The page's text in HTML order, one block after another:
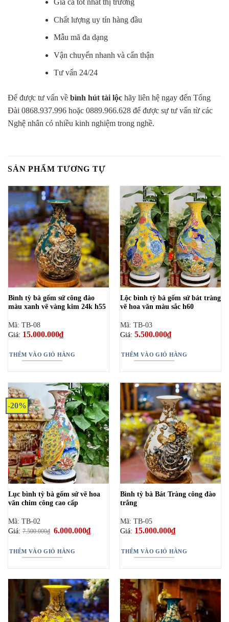
Giá cả tốt nhất thị trường
Chất lượng uy tín hàng đầu
Mẫu mã đa dạng
Vận chuyển nhanh và cẩn thận
Tư vấn 24/24
Để được tư vấn về bình hút tài lộc hãy liên hệ ngay đến Tổng
Đài 0868.937.996 hoặc 0889.966.628 để được sự tư vấn từ các
Nghệ nhân có nhiều kinh nghiệm trong nghề.
SẢN PHẨM TƯƠNG TỰ
Bình tỳ bà gốm sứ công đào
màu xanh vẽ vàng kim 24k h55
Mã: TB-08
Giá: 15.000.000₫
THÊM VÀO GIỎ HÀNG
Lộc bình tỳ bà gốm sứ bát tràng
vẽ hoa văn màu sắc h60
Mã: TB-03
Giá: 5.500.000₫
THÊM VÀO GIỎ HÀNG
-20%
Lục bình tỳ bà gốm sứ vẽ hoa
văn chim công cao cấp
Mã: TB-02
Giá:7.500.000₫ Giá
7.500.000₫.
6.000.000₫Giá
hiện
THÊM VÀO GIỎ HÀNG
Bình tỳ bà Bát Tràng công đào
trắng
Mã: TB-05
Giá: 15.000.000₫
THÊM VÀO GIỎ HÀNG